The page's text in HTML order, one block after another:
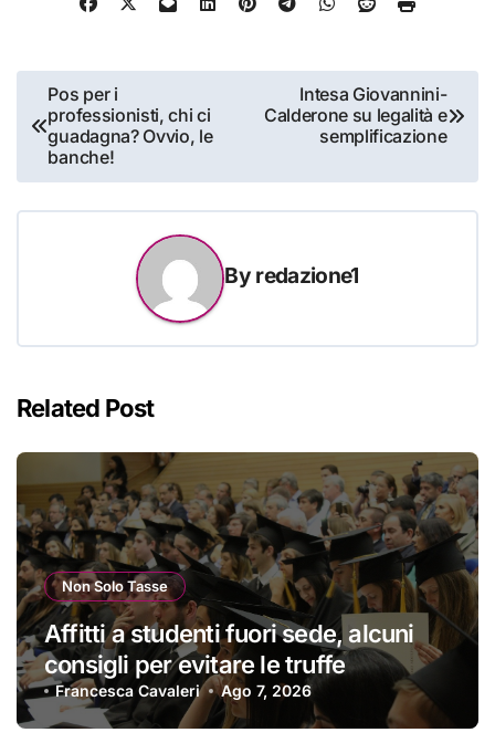
Navigazione
articoli
Pos per i
professionisti, chi ci
guadagna? Ovvio, le
banche!
Intesa Giovannini-
Calderone su legalità e
semplificazione
By redazione1
Related Post
Non Solo Tasse
Affitti a studenti fuori sede, alcuni
consigli per evitare le truffe
Francesca Cavaleri Ago 7, 2026